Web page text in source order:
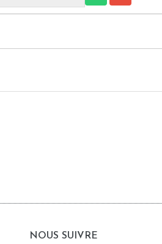
NOUS SUIVRE